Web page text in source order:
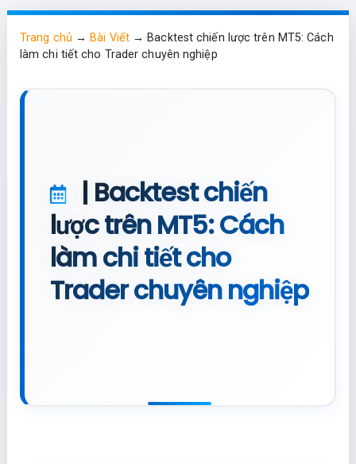
Trang chủ →Bài Viết→Backtest chiến lược trên MT5: Cách
làm chi tiết cho Trader chuyên nghiệp
| Backtest chiến
lược trên MT5: Cách
làm chi tiết cho
Trader chuyên nghiệp